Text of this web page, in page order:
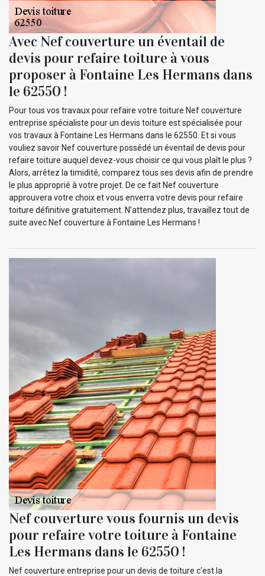
Avec Nef couverture un éventail de
devis pour refaire toiture à vous
proposer à Fontaine Les Hermans dans
le 62550 !
Pour tous vos travaux pour refaire votre toiture Nef couverture
entreprise spécialiste pour un devis toiture est spécialisée pour
vos travaux à Fontaine Les Hermans dans le 62550. Et si vous
vouliez savoir Nef couverture possédé un éventail de devis pour
refaire toiture auquel devez-vous choisir ce qui vous plaît le plus ?
Alors, arrêtez la timidité, comparez tous ses devis afin de prendre
le plus approprié à votre projet. De ce fait Nef couverture
approuvera votre choix et vous enverra votre devis pour refaire
toiture définitive gratuitement. N’attendez plus, travaillez tout de
suite avec Nef couverture à Fontaine Les Hermans !
Nef couverture vous fournis un devis
pour refaire votre toiture à Fontaine
Les Hermans dans le 62550 !
Nef couverture entreprise pour un devis de toiture c'est la